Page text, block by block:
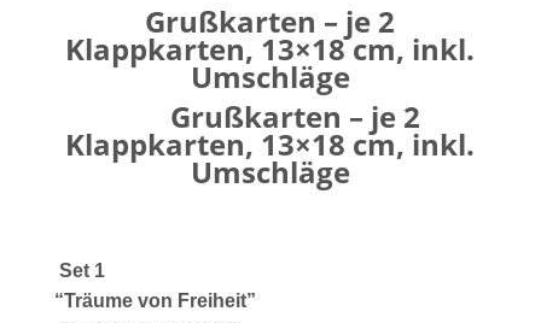
Grußkarten – je 2
Klappkarten, 13×18 cm, inkl.
Umschläge
Grußkarten – je 2
Klappkarten, 13×18 cm, inkl.
Umschläge
Set 1
“Träume von Freiheit”